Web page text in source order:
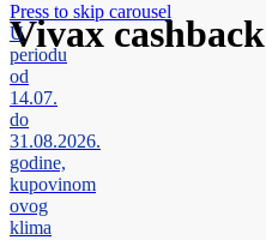
Vivax cashback
Press to skip carousel
U
periodu
od
14.07.
do
31.08.2026.
godine,
kupovinom
ovog
klima